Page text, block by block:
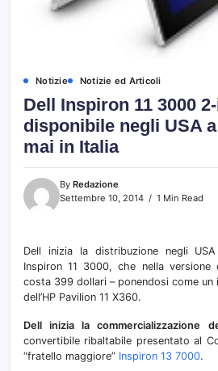
Notizie Notizie ed Articoli
Dell Inspiron 11 3000
disponibile negli USA
mai in Italia
By Redazione
Settembre 10, 2014
1 Min Read
Dell inizia la distribuzione negli
Inspiron 11 3000, che nella versione
costa 399 dollari – ponendosi come un
dell’HP Pavilion 11 X360.
Dell inizia la commercializzazione
convertibile ribaltabile presentato al
“fratello maggiore” Inspiron 13 7000.